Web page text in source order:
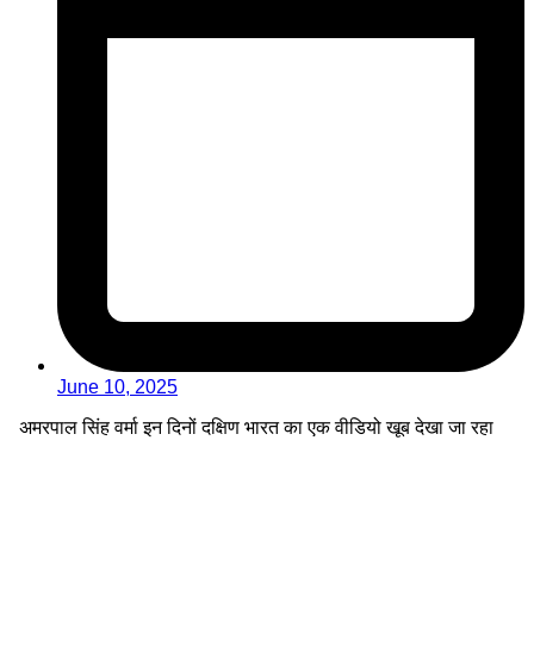
June 10, 2025
अमरपाल सिंह वर्मा इन दिनों दक्षिण भारत का एक वीडियो खूब देखा जा रहा